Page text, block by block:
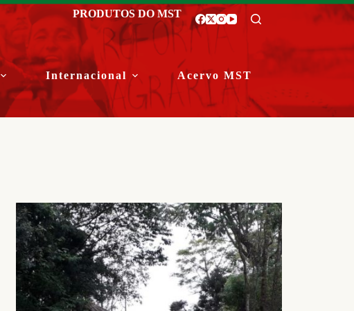
PRODUTOS DO MST
Internacional Acervo MST